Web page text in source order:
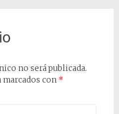
no será publicada.
con *